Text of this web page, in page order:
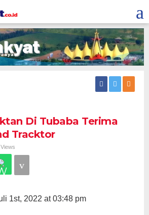
Di Tubaba Terima
Tracktor
1st, 2022 at 03:48 pm